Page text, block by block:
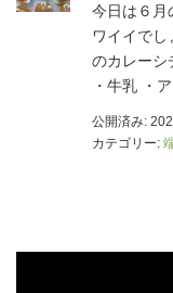
今日は６
ワイイで
のカレーシ
・牛乳 ・
公開済み:
カテゴリー: